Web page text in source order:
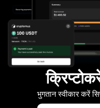
भुगतान स्वीकार करें